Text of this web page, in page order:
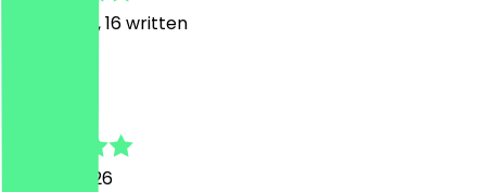
Reviews, 16 written
25 July 2026